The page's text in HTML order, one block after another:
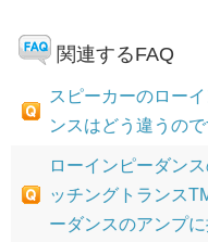
関連するFAQ
スピーカーのロー
ンスはどう違うので
ローインピーダン
ッチングトランス
ーダンスのアンプ